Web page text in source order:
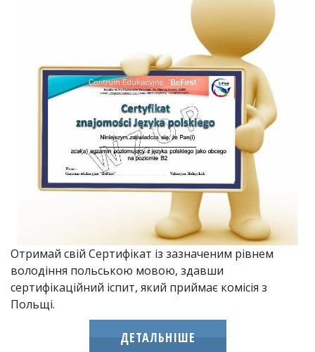
Отримай свій Сертифікат із зазначеним рівнем
володіння польською мовою, здавши
сертифікаційний іспит, який приймає комісія з
Польщі.
ДЕТАЛЬНІШЕ